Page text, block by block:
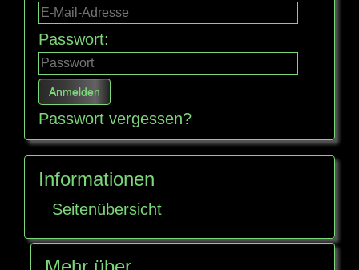
Passwort:
Passwort vergessen?
Informationen
Seitenübersicht